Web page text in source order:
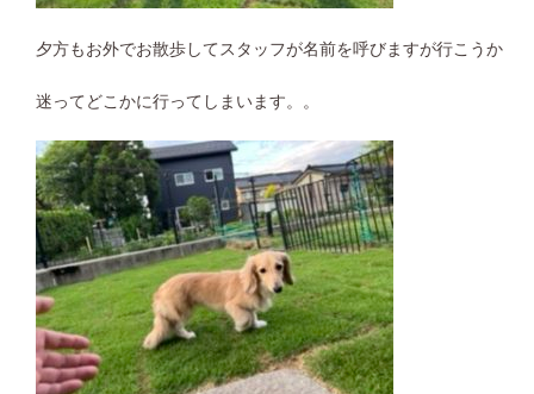
夕方もお外でお散歩してスタッフが名前を呼びますが行こうか
迷ってどこかに行ってしまいます。。